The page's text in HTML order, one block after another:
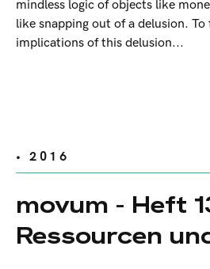
mindless logic of objects like
like snapping out of a delusion.
implications of this delusion...
• 2016
movum - Heft
Ressourcen